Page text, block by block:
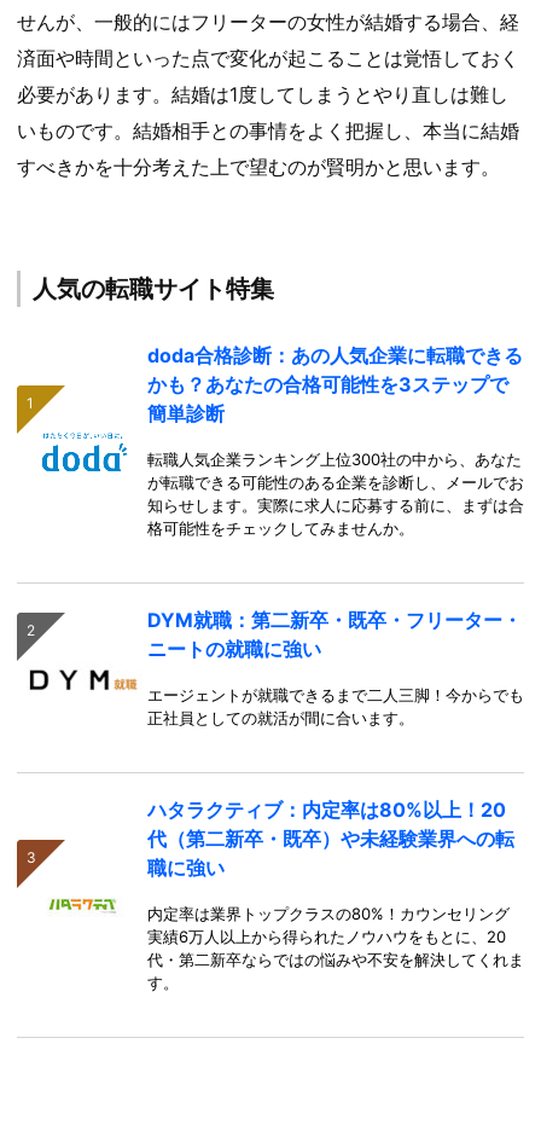
せんが、一般的にはフリーターの女性が結婚する場合、経
済面や時間といった点で変化が起こることは覚悟しておく
必要があります。結婚は1度してしまうとやり直しは難し
いものです。結婚相手との事情をよく把握し、本当に結婚
すべきかを十分考えた上で望むのが賢明かと思います。
人気の転職サイト特集
doda合格診断：あの人気企業に転職できる
かも？あなたの合格可能性を3ステップで
簡単診断
転職人気企業ランキング上位300社の中から、あなた
が転職できる可能性のある企業を診断し、メールでお
知らせします。実際に求人に応募する前に、まずは合
格可能性をチェックしてみませんか。
DYM就職：第二新卒・既卒・フリーター・
ニートの就職に強い
エージェントが就職できるまで二人三脚！今からでも
正社員としての就活が間に合います。
ハタラクティブ：内定率は80%以上！20
代（第二新卒・既卒）や未経験業界への転
職に強い
内定率は業界トップクラスの80%！カウンセリング
実績6万人以上から得られたノウハウをもとに、20
代・第二新卒ならではの悩みや不安を解決してくれま
す。